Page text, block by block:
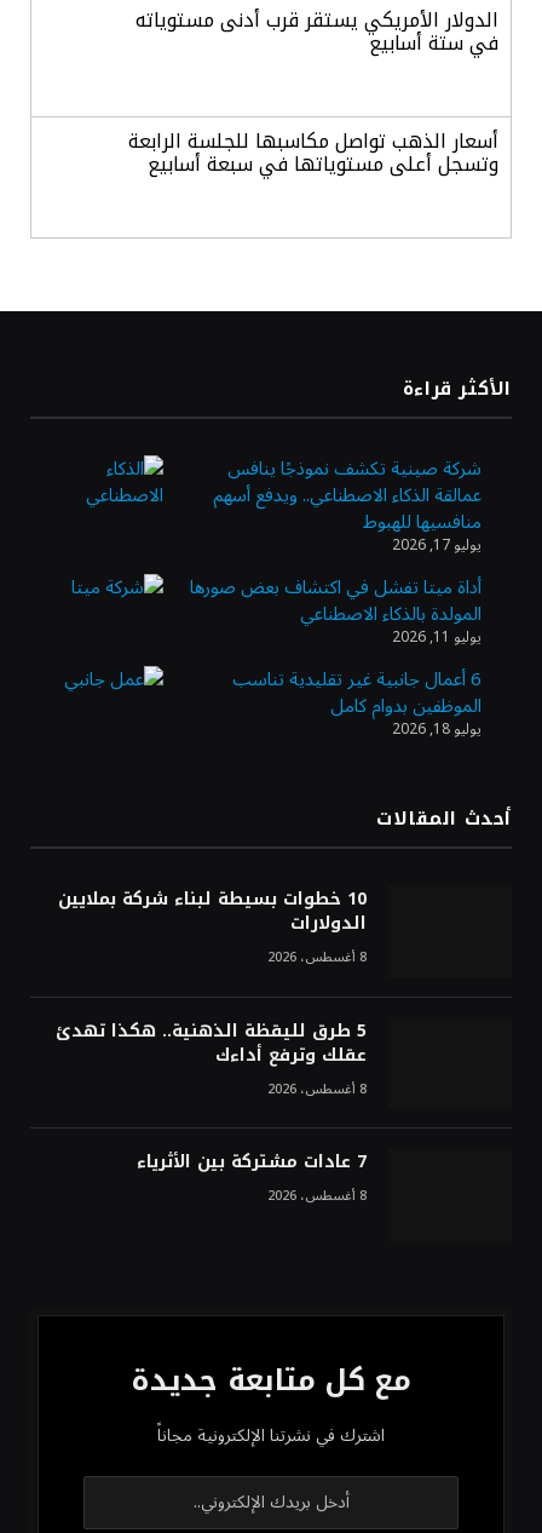
الدولار الأمريكي يستقر قرب أدنى مستوياته
في ستة أسابيع
أسعار الذهب تواصل مكاسبها للجلسة الرابعة
وتسجل أعلى مستوياتها في سبعة أسابيع
«طيران الرياض» يدشن أولى رحلاته إلى مومباي
ويضيف الوجهة التشغيلية الثامنة
وزير الاستثمار: الموافقة على رخصة مزاولة
الأنشطة المالية عابرة الحدود تطوير للبيئة
الاستثمارية
الذهب يسجل أعلى مستوى في أسبوعين بدعم
من تراجع الدولار
الدولار الأمريكي يتراجع قرب أدنى مستوياته
ترقب تطورات الوساطة بشأن الحرب
الأكثر قراءة
شركة صينية تكشف نموذجًا ينافس
عمالقة الذكاء الاصطناعي.. ويدفع أسهم
منافسيها للهبوط
يوليو 17, 2026
أداة ميتا تفشل في اكتشاف بعض صورها
المولدة بالذكاء الاصطناعي
يوليو 11, 2026
6 أعمال جانبية غير تقليدية تناسب
الموظفين بدوام كامل
يوليو 18, 2026
أحدث المقالات
10 خطوات بسيطة لبناء شركة بملايين
الدولارات
8 أغسطس، 2026
5 طرق لليقظة الذهنية.. هكذا تهدئ
عقلك وترفع أداءك
8 أغسطس، 2026
7 عادات مشتركة بين الأثرياء
8 أغسطس، 2026
مع كل متابعة جديدة
اشترك في نشرتنا الإلكترونية مجاناً